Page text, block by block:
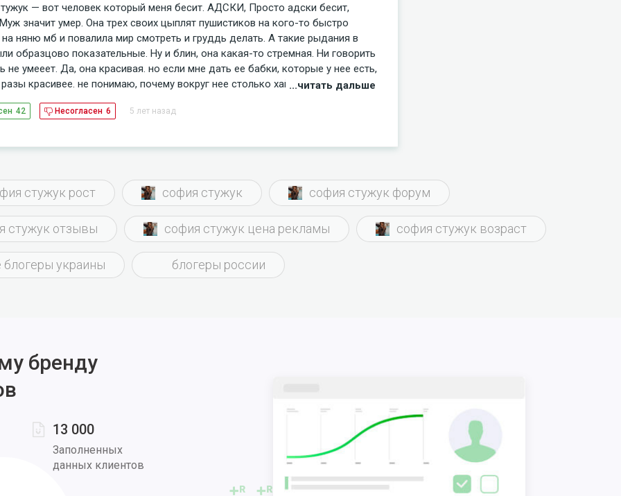
— вот человек который меня бесит. АДСКИ, Просто адски бесит,
значит умер. Она трех своих цыплят пушистиков на кого-то быстро
на няню мб и повалила мир смотреть и груддь делать. А такие рыдания в
образцово показательные. Ну и блин, она какая-то стремная. Ни говорить
не умееет. Да, она красивая. но если мне дать ее бабки, которые у нее есть,
красивее. не понимаю, почему вокруг нее столько хайпа сейчас. Ужас
она там. И деток знает как воспитывать, и все то она знает. Бесят меня
словом )))) ну в упор не пойму, почему за ней так все бегают. И этот
...читать дальше
42 Несогласен 6 5 лет назад
стужук рост софия стужук софия стужук форум
стужук отзывы софия стужук цена рекламы софия стужук возраст
блогеры украины блогеры россии
бренду
13 000
Заполненных
данных клиентов